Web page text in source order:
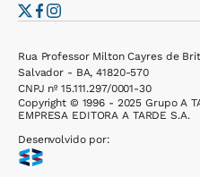
Rua Professor Milton Cayres de
Salvador - BA, 41820-570
CNPJ nº 15.111.297/0001-30
Copyright © 1996 - 2025 Grupo A
EMPRESA EDITORA A TARDE S.A.
Desenvolvido por: